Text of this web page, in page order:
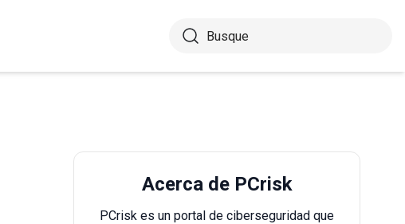
Acerca de PCrisk
PCrisk es un portal de ciberseguridad que